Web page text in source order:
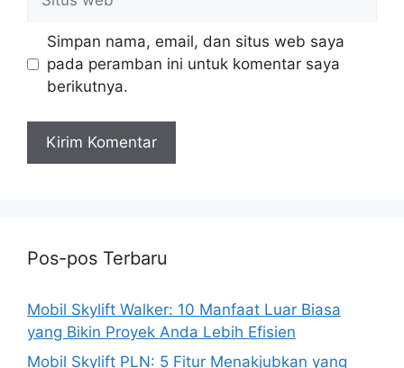
web
Simpan nama, email, dan situs web saya
pada peramban ini untuk komentar saya
berikutnya.
Pos-pos Terbaru
Mobil Skylift Walker: 10 Manfaat Luar Biasa
yang Bikin Proyek Anda Lebih Efisien
Mobil Skylift PLN: 5 Fitur Menakjubkan yang